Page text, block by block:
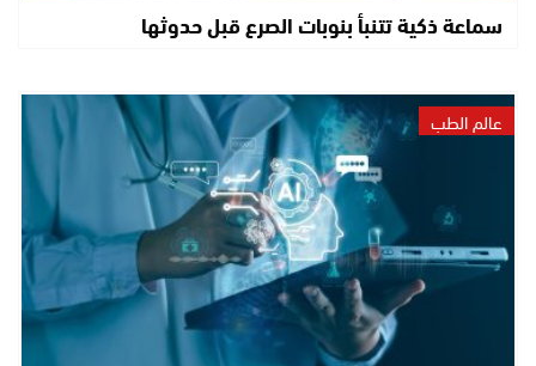
سماعة ذكية تتنبأ بنوبات الصرع قبل حدوثها
عالم الطب